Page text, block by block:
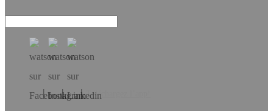
Téléchargez l’app!